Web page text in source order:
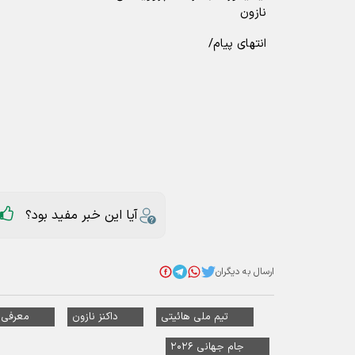
نازون
انتهای پیام/
داکنز نازون
معرفی
عناوین مرتبط
سرمربی هائیتی: شاید در دقایق